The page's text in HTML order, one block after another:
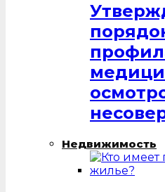
Недвижимость